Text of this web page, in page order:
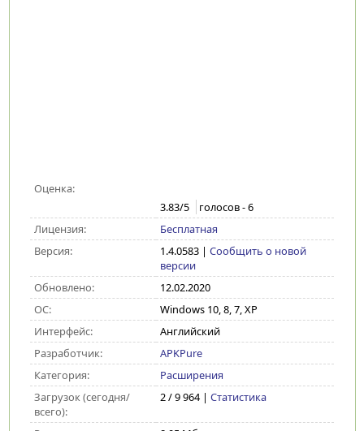
Оценка:
3.83/5 голосов -6
Лицензия:
Бесплатная
Версия:
1.4.0583| Сообщить о новой
версии
Обновлено:
12.02.2020
ОС:
Windows 10, 8, 7, XP
Интерфейс:
Английский
Разработчик:
APKPure
Категория:
Расширения
Загрузок (сегодня/
всего):
2 / 9 964 | Статистика